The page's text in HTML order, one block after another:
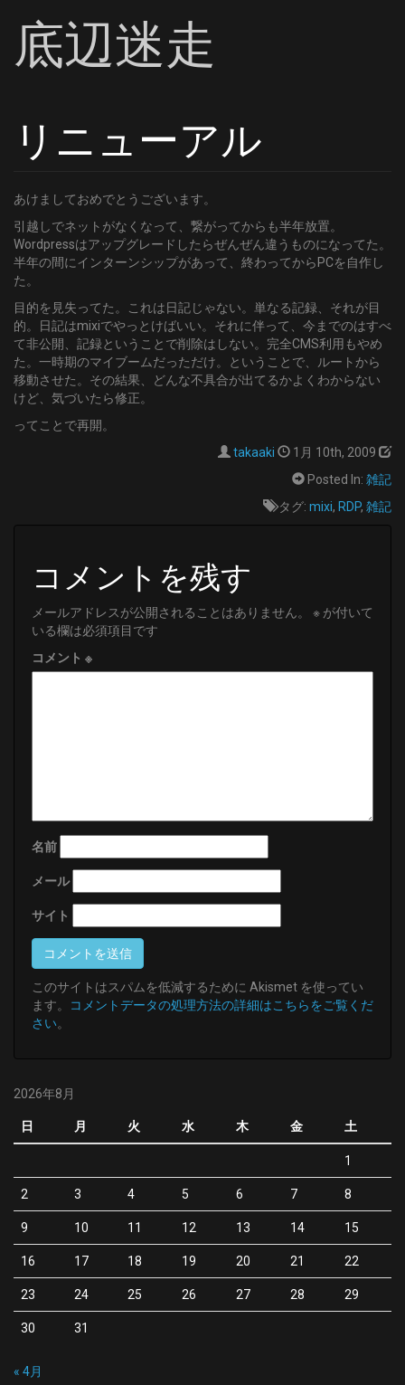
底辺迷走
リニューアル
あけましておめでとうございます。
引越しでネットがなくなって、繋がってからも半年放置。
Wordpressはアップグレードしたらぜんぜん違うものになってた。
半年の間にインターンシップがあって、終わってからPCを自作し
た。
目的を見失ってた。これは日記じゃない。単なる記録、それが目
的。日記はmixiでやっとけばいい。それに伴って、今までのはすべ
て非公開、記録ということで削除はしない。完全CMS利用もやめ
た。一時期のマイブームだっただけ。ということで、ルートから
移動させた。その結果、どんな不具合が出てるかよくわからない
けど、気づいたら修正。
ってことで再開。
takaaki
1月 10th, 2009
Posted In: 雑記
タグ: mixi, RDP, 雑記
コメントを残す
メールアドレスが公開されることはありません。 ※ が付いて
いる欄は必須項目です
コメント ※
名前
メール
サイト
このサイトはスパムを低減するために Akismet を使ってい
ます。
コメントデータの処理方法の詳細はこちらをご覧くだ
さい。
2026年8月
日 月 火 水 木 金 土
1
2 3 4 5 6 7 8
9 10 11 12 13 14 15
16 17 18 19 20 21 22
23 24 25 26 27 28 29
30 31
« 4月